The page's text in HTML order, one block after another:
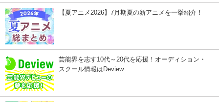
【夏アニメ2026】7月期夏の新アニメを一挙紹介！
芸能界を志す10代～20代を応援！オーディション・
スクール情報はDeview